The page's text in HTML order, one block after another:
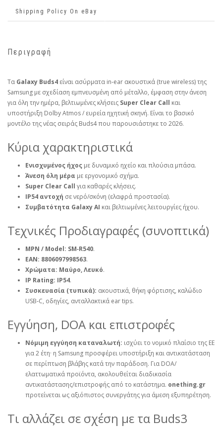
Shipping Policy On eBay
Περιγραφή
Τα Galaxy Buds4 είναι ασύρματα in‑ear ακουστικά (true wireless) της
Samsung με σχεδίαση εμπνευσμένη από μέταλλο, έμφαση στην άνεση
για όλη την ημέρα, βελτιωμένες κλήσεις Super Clear Call και
υποστήριξη Dolby Atmos / ευρεία ηχητική σκηνή. Είναι το βασικό
μοντέλο της νέας σειράς Buds4 που παρουσιάστηκε το 2026.
Κύρια χαρακτηριστικά
Ενισχυμένος ήχος με δυναμικό ηχείο και πλούσια μπάσα.
Άνεση όλη μέρα με εργονομικό σχήμα.
Super Clear Call για καθαρές κλήσεις.
IP54 αντοχή σε νερό/σκόνη (ελαφρά προστασία).
Συμβατότητα Galaxy AI και βελτιωμένες λειτουργίες ήχου.
Τεχνικές Προδιαγραφές (συνοπτικά)
MPN / Model: SM‑R540.
EAN: 8806097998563.
Χρώματα: Μαύρο, Λευκό.
IP Rating: IP54.
Συσκευασία (τυπικά): ακουστικά, θήκη φόρτισης, καλώδιο
USB‑C, οδηγίες, ανταλλακτικά ear tips.
Εγγύηση, DOA και επιστροφές
Νόμιμη εγγύηση καταναλωτή: ισχύει το νομικό πλαίσιο της ΕΕ
για 2 έτη· η Samsung προσφέρει υποστήριξη και αντικατάσταση
σε περίπτωση βλάβης κατά την παράδοση. Για DOA/
ελαττωματικά προϊόντα, ακολουθείται διαδικασία
αντικατάστασης/επιστροφής από το κατάστημα. onething.gr
προτείνεται ως αξιόπιστος συνεργάτης για άμεση εξυπηρέτηση.
Τι αλλάζει σε σχέση με τα Buds3